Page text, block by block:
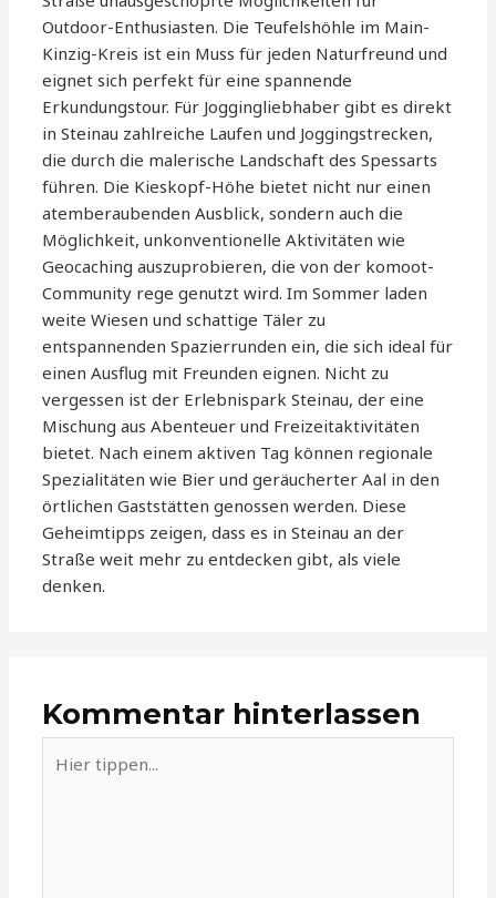
Outdoor-Enthusiasten. Die Teufelshöhle im Main-
Kinzig-Kreis ist ein Muss für jeden Naturfreund und
eignet sich perfekt für eine spannende
Erkundungstour. Für Joggingliebhaber gibt es direkt
in Steinau zahlreiche Laufen und Joggingstrecken,
die durch die malerische Landschaft des Spessarts
führen. Die Kieskopf-Höhe bietet nicht nur einen
atemberaubenden Ausblick, sondern auch die
Möglichkeit, unkonventionelle Aktivitäten wie
Geocaching auszuprobieren, die von der komoot-
Community rege genutzt wird. Im Sommer laden
weite Wiesen und schattige Täler zu
entspannenden Spazierrunden ein, die sich ideal für
einen Ausflug mit Freunden eignen. Nicht zu
vergessen ist der Erlebnispark Steinau, der eine
Mischung aus Abenteuer und Freizeitaktivitäten
bietet. Nach einem aktiven Tag können regionale
Spezialitäten wie Bier und geräucherter Aal in den
örtlichen Gaststätten genossen werden. Diese
Geheimtipps zeigen, dass es in Steinau an der
Straße weit mehr zu entdecken gibt, als viele
denken.
Kommentar hinterlassen
tippen...